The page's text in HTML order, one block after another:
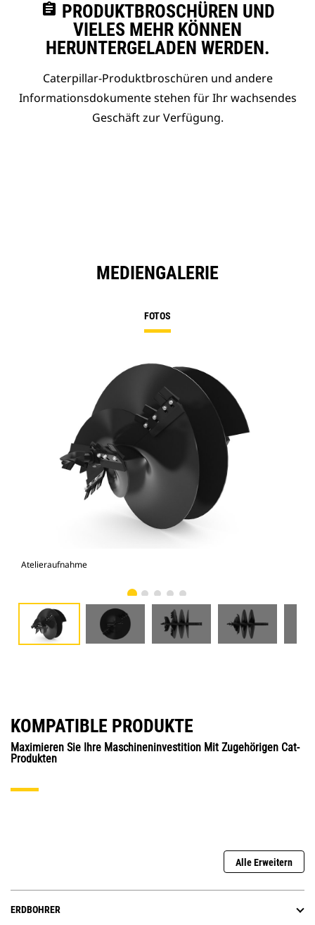
assignment PRODUKTBROSCHÜREN UND
VIELES MEHR KÖNNEN
HERUNTERGELADEN WERDEN.
Caterpillar-Produktbroschüren und andere
Informationsdokumente stehen für Ihr wachsendes
Geschäft zur Verfügung.
MEDIENGALERIE
FOTOS
Atelieraufnahme
KOMPATIBLE PRODUKTE
Maximieren Sie Ihre Maschineninvestition Mit Zugehörigen Cat-
Produkten
Alle Erweitern
ERDBOHRER